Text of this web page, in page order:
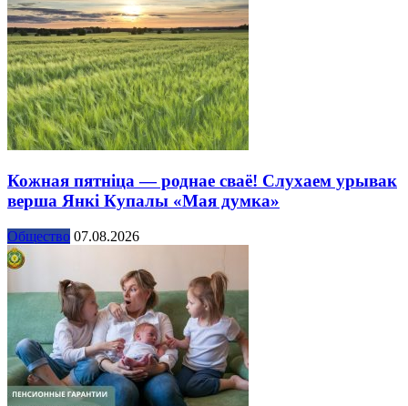
Кожная пятніца — роднае сваё! Слухаем урывак
верша Янкі Купалы «Мая думка»
Общество 07.08.2026